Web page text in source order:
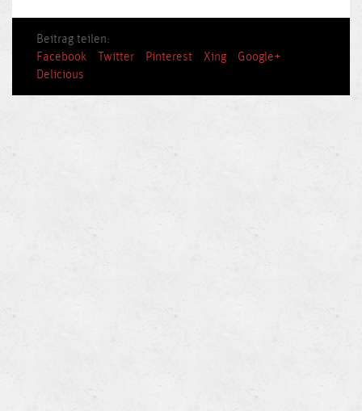
Beitrag teilen:
Facebook
Twitter Pinterest Xing
Google+
Delicious